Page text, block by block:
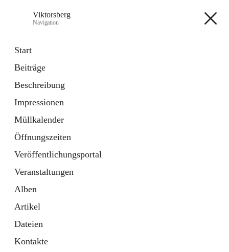
Viktorsberg
Navigation
Start
Beiträge
Beschreibung
Impressionen
Müllkalender
Öffnungszeiten
Veröffentlichungsportal
Veranstaltungen
Alben
Artikel
Dateien
Kontakte
1 Schnellzugriff
Bürgerservice
10 Schnellzugriffe